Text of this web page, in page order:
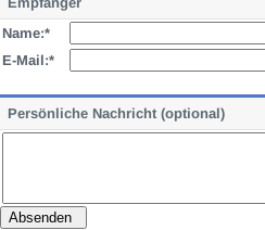
Name:*
E-Mail:*
Persönliche Nachricht (optional)